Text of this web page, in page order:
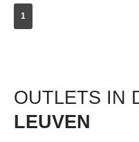
1
OUTLETS IN
LEUVEN